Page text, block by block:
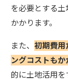
を必要とする
かかります。
また、初期費
ングコストもか
的に土地活用を